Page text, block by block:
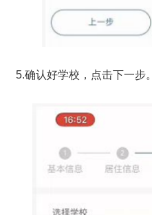
5.确认好学校，点击下一步。